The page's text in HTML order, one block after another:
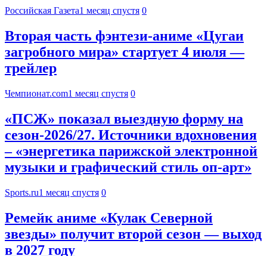
Российская Газета1 месяц спустя 0
Вторая часть фэнтези-аниме «Цугаи
загробного мира» стартует 4 июля —
трейлер
Чемпионат.com1 месяц спустя 0
«ПСЖ» показал выездную форму на
сезон-2026/27. Источники вдохновения
– «энергетика парижской электронной
музыки и графический стиль оп-арт»
Sports.ru1 месяц спустя 0
Ремейк аниме «Кулак Северной
звезды» получит второй сезон — выход
в 2027 году